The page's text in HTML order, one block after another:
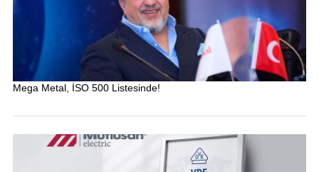
Mega Metal, İSO 500 Listesinde!